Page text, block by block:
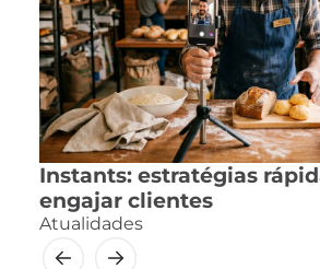
Instants: estratégias
engajar clientes
Atualidades